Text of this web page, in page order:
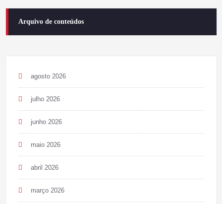
Arquivo de conteúdos
agosto 2026
julho 2026
junho 2026
maio 2026
abril 2026
março 2026